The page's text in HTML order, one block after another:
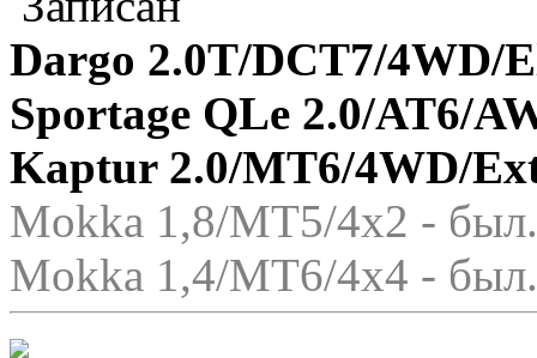
Dargo 2.0T/DCT7/4WD/
Sportage QLe 2.0/AT6/
Kaptur 2.0/MT6/4WD/
Mokka 1,8/МТ5/4x2 -
Mokka 1,4/МТ6/4x4 -